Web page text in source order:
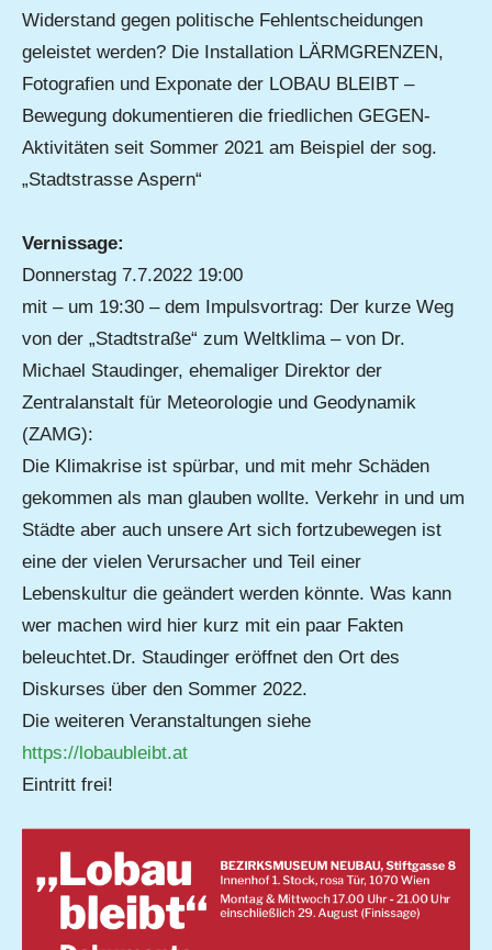
Widerstand gegen politische Fehlentscheidungen
geleistet werden? Die Installation LÄRMGRENZEN,
Fotografien und Exponate der LOBAU BLEIBT –
Bewegung dokumentieren die friedlichen GEGEN-
Aktivitäten seit Sommer 2021 am Beispiel der sog.
„Stadtstrasse Aspern“
Vernissage:
Donnerstag 7.7.2022 19:00
mit – um 19:30 – dem Impulsvortrag: Der kurze Weg
von der „Stadtstraße“ zum Weltklima – von Dr.
Michael Staudinger, ehemaliger Direktor der
Zentralanstalt für Meteorologie und Geodynamik
(ZAMG):
Die Klimakrise ist spürbar, und mit mehr Schäden
gekommen als man glauben wollte. Verkehr in und um
Städte aber auch unsere Art sich fortzubewegen ist
eine der vielen Verursacher und Teil einer
Lebenskultur die geändert werden könnte. Was kann
wer machen wird hier kurz mit ein paar Fakten
beleuchtet.Dr. Staudinger eröffnet den Ort des
Diskurses über den Sommer 2022.
Die weiteren Veranstaltungen siehe
https://lobaubleibt.at
Eintritt frei!